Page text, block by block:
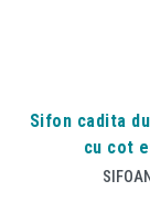
Sifon cadita
cu cot